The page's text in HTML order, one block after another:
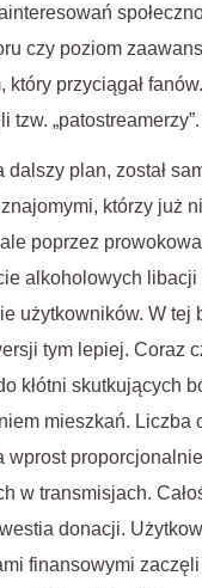
czy poziom
który przyciągał
tzw. „patostreamerzy”.
dalszy plan, został
którzy już
poprzez
alkoholowych libacji
użytkowników. W tej
tym lepiej. Coraz
kłótni skutkujących
mieszkań. Liczba
wprost
w transmisjach.
donacji.
finansowymi zaczęli